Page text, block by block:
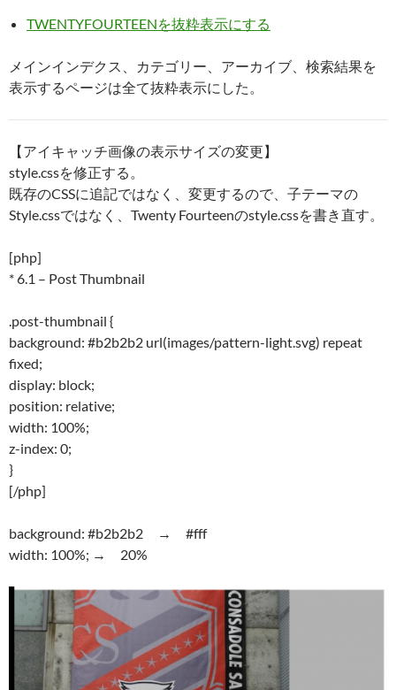
TWENTYFOURTEENを抜粋表示にする
メインインデクス、カテゴリー、アーカイブ、検索結果を
表示するページは全て抜粋表示にした。
【アイキャッチ画像の表示サイズの変更】
style.cssを修正する。
既存のCSSに追記ではなく、変更するので、子テーマの
Style.cssではなく、Twenty Fourteenのstyle.cssを書き直す。
[php]
* 6.1 – Post Thumbnail
.post-thumbnail {
background: #b2b2b2 url(images/pattern-light.svg) repeat
fixed;
display: block;
position: relative;
width: 100%;
z-index: 0;
}
[/php]
background: #b2b2b2 → #fff
width: 100%; → 20%